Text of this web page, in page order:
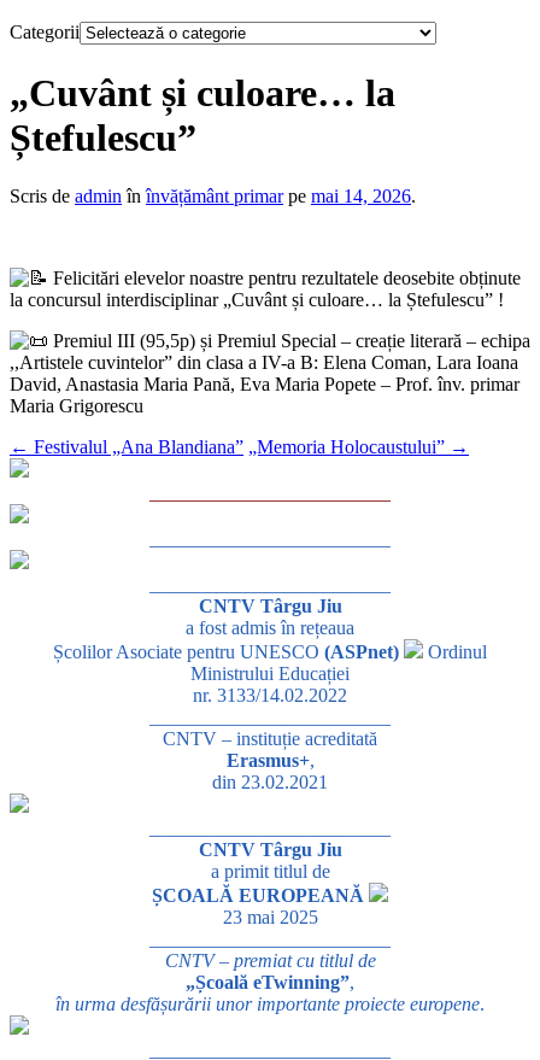
Categorii
„Cuvânt și culoare… la
Ștefulescu”
Scris de admin înînvățământ primarpe mai 14, 2026.
Felicitări elevelor noastre pentru rezultatele deosebite obținute
la concursul interdisciplinar „Cuvânt și culoare… la Ștefulescu” !
Premiul III (95,5p) și Premiul Special – creație literară – echipa
,,Artistele cuvintelor” din clasa a IV-a B: Elena Coman, Lara Ioana
David, Anastasia Maria Pană, Eva Maria Popete – Prof. înv. primar
Maria Grigorescu
← Festivalul „Ana Blandiana” „Memoria Holocaustului” →
CNTV Târgu Jiu
a fost admis în rețeaua
Școlilor Asociate pentru UNESCO (ASPnet)
Ordinul
Ministrului Educației
nr. 3133/14.02.2022
CNTV – instituție acreditată
Erasmus+,
din 23.02.2021
CNTV Târgu Jiu
a primit titlul de
ȘCOALĂ EUROPEANĂ
23 mai 2025
CNTV – premiat cu titlul de
„Școală eTwinning”,
în urma desfășurării unor importante proiecte europene.